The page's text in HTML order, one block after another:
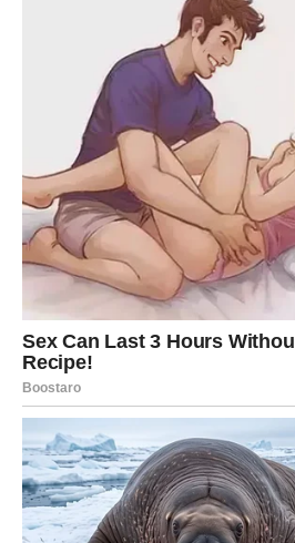
NAJVAŽNIJA
Ribe, pred vama je period pun
važnih vijesti i trenutaka koji će
Ovo su dani kada trebate otvoriti
dozvoliti sebi da uživate bez
Jer sudbina vam donosi ono što
shvatiti da je upravo tada počelo
poglavlja ove godine – poglavlje
mirom, srećom i ostvarenjima
kao daleki san.